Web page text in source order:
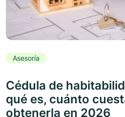
Asesoría
Cédula de
qué es, cuánto
obtenerla en 2026